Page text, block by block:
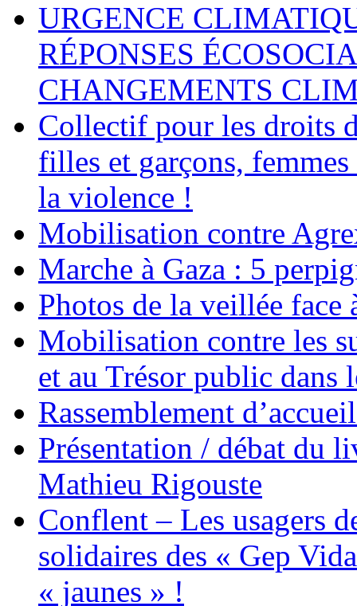
URGENCE
RÉPONSES
CHANGEMENTS
Collectif pour les droits
filles et garçons,
la violence !
Mobilisation contre
Marche à Gaza : 5
Photos de la veillée face
Mobilisation contre les
et au Trésor public dans
Rassemblement
Présentation / débat du
Mathieu Rigouste
Conflent – Les usagers
solidaires des « Gep
« jaunes » !